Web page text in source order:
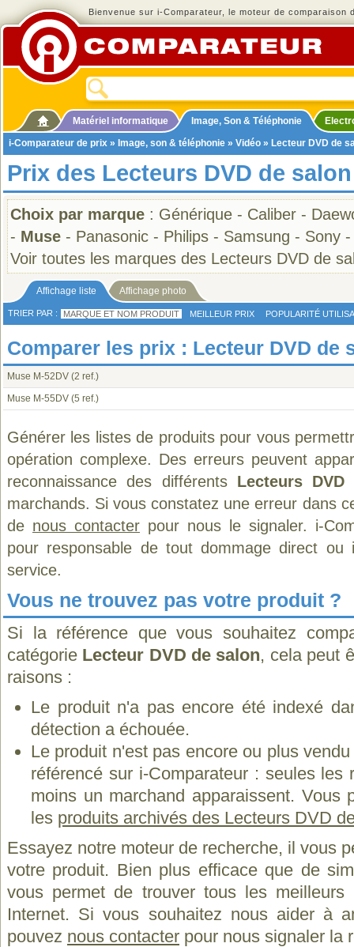
Bienvenue sur i-Comparateur, le moteur de comparaison
Matériel informatique Image, Son & Téléphonie
i-Comparateur de prix » Image, son & téléphonie » Vidéo » Lecteur DVD de
Prix des Lecteurs DVD de
Choix par marque : Générique - Caliber -
- Muse - Panasonic - Philips - Samsung - Sony
Voir toutes les marques des Lecteurs DVD de
Affichage liste Affichage photo
TRIER PAR : MARQUE ET NOM PRODUIT MEILLEUR PRIX POPULARITÉ
Comparer les prix : Lecteur DVD de
Muse M-52DV (2 ref.)
Muse M-55DV (5 ref.)
Générer les listes de produits pour vous
opération complexe. Des erreurs peuvent
reconnaissance des différents Lecteurs
marchands. Si vous constatez une erreur dans
de nous contacter pour nous le signaler. i-
pour responsable de tout dommage direct
service.
Vous ne trouvez pas votre produit ?
Si la référence que vous souhaitez
catégorie Lecteur DVD de salon, cela peut
raisons :
Le produit n'a pas encore été indexé
détection a échouée.
Le produit n'est pas encore ou plus
référencé sur i-Comparateur : seules les
moins un marchand apparaissent. Vous
les produits archivés des Lecteurs DVD
Essayez notre moteur de recherche, il vous
votre produit. Bien plus efficace que de
vous permet de trouver tous les
Internet. Si vous souhaitez nous aider à
pouvez nous contacter pour nous signaler la